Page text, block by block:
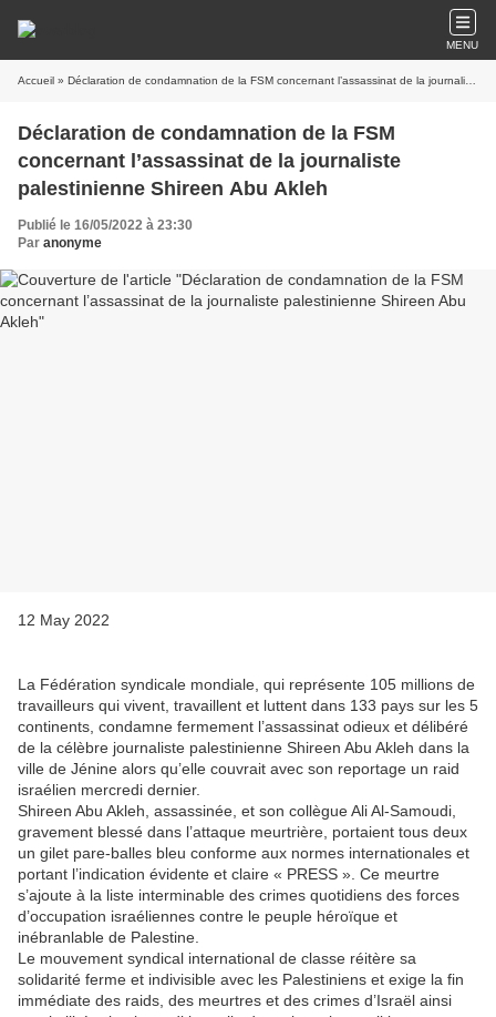
MENU
Accueil » Déclaration de condamnation de la FSM concernant l’assassinat de la journaliste palestinienne Shireen Abu Akleh
Déclaration de condamnation de la FSM
concernant l’assassinat de la journaliste
palestinienne Shireen Abu Akleh
Publié le 16/05/2022 à 23:30
Par anonyme
12 May 2022
La Fédération syndicale mondiale, qui représente 105 millions de
travailleurs qui vivent, travaillent et luttent dans 133 pays sur les 5
continents, condamne fermement l’assassinat odieux et délibéré
de la célèbre journaliste palestinienne Shireen Abu Akleh dans la
ville de Jénine alors qu’elle couvrait avec son reportage un raid
israélien mercredi dernier.
Shireen Abu Akleh, assassinée, et son collègue Ali Al-Samoudi,
gravement blessé dans l’attaque meurtrière, portaient tous deux
un gilet pare-balles bleu conforme aux normes internationales et
portant l’indication évidente et claire « PRESS ». Ce meurtre
s’ajoute à la liste interminable des crimes quotidiens des forces
d’occupation israéliennes contre le peuple héroïque et
inébranlable de Palestine.
Le mouvement syndical international de classe réitère sa
solidarité ferme et indivisible avec les Palestiniens et exige la fin
immédiate des raids, des meurtres et des crimes d’Israël ainsi